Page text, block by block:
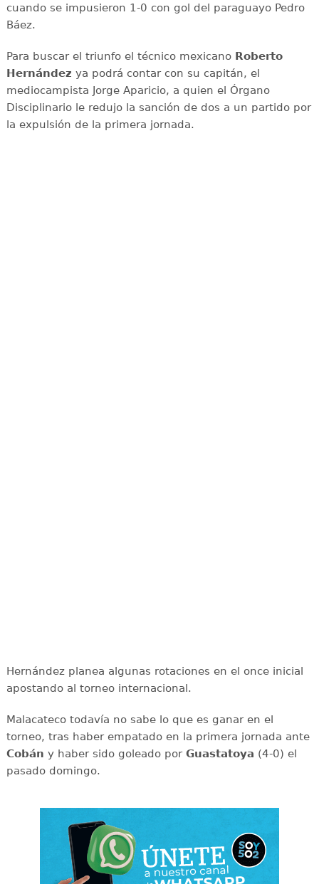
cuando se impusieron 1-0 con gol del paraguayo Pedro
Báez.
Para buscar el triunfo el técnico mexicano Roberto
Hernández ya podrá contar con su capitán, el
mediocampista Jorge Aparicio, a quien el Órgano
Disciplinario le redujo la sanción de dos a un partido por
la expulsión de la primera jornada.
Hernández planea algunas rotaciones en el once inicial
apostando al torneo internacional.
Malacateco todavía no sabe lo que es ganar en el
torneo, tras haber empatado en la primera jornada ante
Cobán y haber sido goleado por Guastatoya (4-0) el
pasado domingo.